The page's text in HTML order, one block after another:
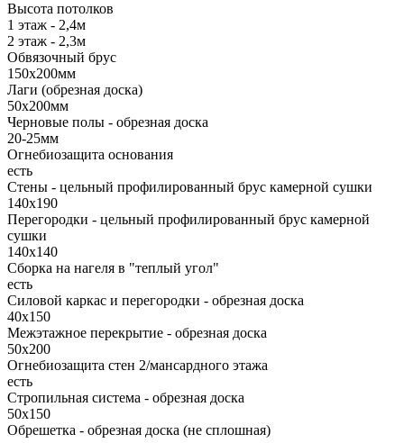
Высота потолков
1 этаж - 2,4м
2 этаж - 2,3м
Обвязочный брус
150х200мм
Лаги (обрезная доска)
50х200мм
Черновые полы - обрезная доска
20-25мм
Огнебиозащита основания
есть
Стены - цельный профилированный брус камерной сушки
140х190
Перегородки - цельный профилированный брус камерной
сушки
140х140
Сборка на нагеля в "теплый угол"
есть
Силовой каркас и перегородки - обрезная доска
40х150
Межэтажное перекрытие - обрезная доска
50х200
Огнебиозащита стен 2/мансардного этажа
есть
Стропильная система - обрезная доска
50х150
Обрешетка - обрезная доска (не сплошная)